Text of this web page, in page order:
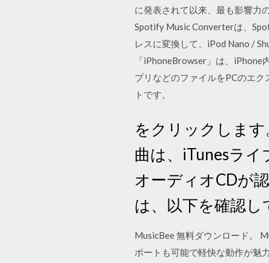
に発表されて以来、最も影響力
Spotify Music Converterは、
レスに変換して、iPod Nano /
「iPhoneBrowser」は、
プリなどのファイルをPCのエ
トです。
をクリックしま
曲は、iTunesライ
オーディオCDが
は、以下を確認し
MusicBee 無料ダウンロード。
ポートも可能で軽快な動作が魅